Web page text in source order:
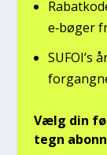
e‑bøger
SUFOI’s
Vælg din
tegn